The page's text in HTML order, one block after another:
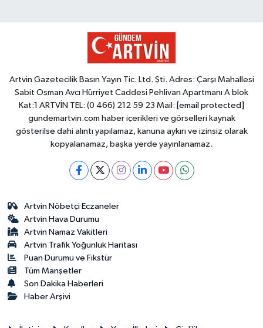
Artvin Gazetecilik Basın Yayın Tic. Ltd. Şti. Adres: Çarşı Mahallesi
Sabit Osman Avcı Hürriyet Caddesi Pehlivan Apartmanı A blok
Kat:1 ARTVİN TEL: (0 466) 212 59 23 Mail: [email protected]
gundemartvin.com haber içerikleri ve görselleri kaynak
gösterilse dahi alıntı yapılamaz, kanuna aykırı ve izinsiz olarak
kopyalanamaz, başka yerde yayınlanamaz.
Artvin Nöbetçi Eczaneler
Artvin Hava Durumu
Artvin Namaz Vakitleri
Artvin Trafik Yoğunluk Haritası
Puan Durumu ve Fikstür
Tüm Manşetler
Son Dakika Haberleri
Haber Arşivi